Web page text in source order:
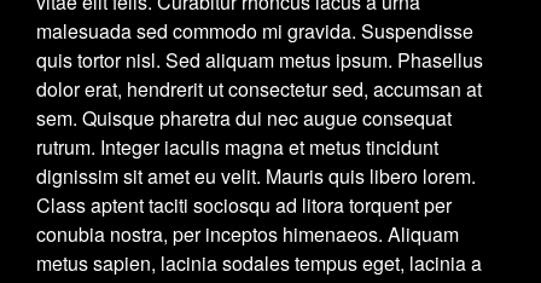
malesuada sed commodo mi gravida. Suspendisse
quis tortor nisl. Sed aliquam metus ipsum. Phasellus
dolor erat, hendrerit ut consectetur sed, accumsan at
sem. Quisque pharetra dui nec augue consequat
rutrum. Integer iaculis magna et metus tincidunt
dignissim sit amet eu velit. Mauris quis libero lorem.
Class aptent taciti sociosqu ad litora torquent per
conubia nostra, per inceptos himenaeos. Aliquam
metus sapien, lacinia sodales tempus eget, lacinia a